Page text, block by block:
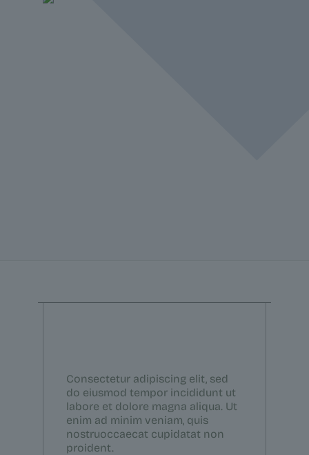
Consectetur adipiscing elit, sed
do eiusmod tempor incididunt ut
labore et dolore magna aliqua. Ut
enim ad minim veniam, quis
nostruoccaecat cupidatat non
proident.